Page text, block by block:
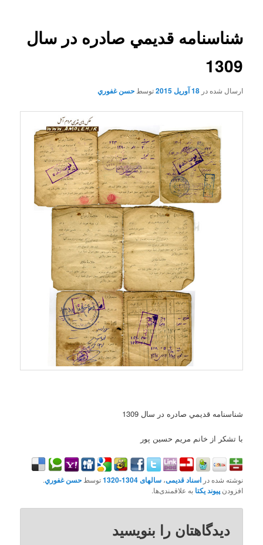
شناسنامه قديمي صادره در سال
1309
ارسال شده در18 آوریل 2015 توسطحسن غفوري
شناسنامه قديمي صادره در سال 1309
با تشکر از خانم مريم حسين پور
نوشته شده دراسناد قدیمی،سالهای 1304-1320 توسطحسن غفوري.
افزودنپیوند یکتا به علاقمندی‌ها.
دیدگاهتان را بنویسید